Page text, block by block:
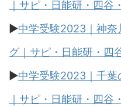
｜サピ・日能研・四谷
▶︎中学受験2023｜神奈
グ｜サピ・日能研・四
▶︎中学受験2023｜千葉
｜サピ・日能研・四谷